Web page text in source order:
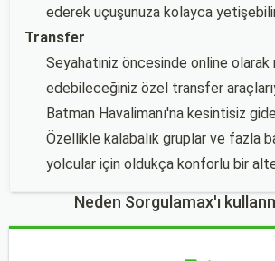
ederek uçuşunuza kolayca
Transfer
Seyahatiniz öncesinde online olarak
edebileceğiniz özel transfer
Batman Havalimanı'na kesintisiz
Özellikle kalabalık gruplar ve fazla
yolcular için oldukça konforlu bir
Neden Sorgulamax'ı